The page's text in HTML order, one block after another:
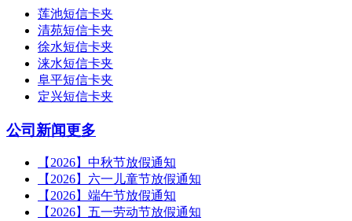
莲池短信卡夹
清苑短信卡夹
徐水短信卡夹
涞水短信卡夹
阜平短信卡夹
定兴短信卡夹
公司新闻更多
【2026】中秋节放假通知
【2026】六一儿童节放假通知
【2026】端午节放假通知
【2026】五一劳动节放假通知